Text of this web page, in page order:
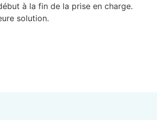
à la fin de la prise en charge.
solution.